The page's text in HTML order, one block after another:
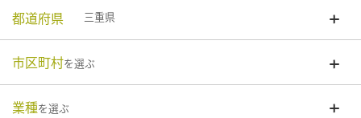
都道府県 三重県
市区町村を選ぶ
業種を選ぶ